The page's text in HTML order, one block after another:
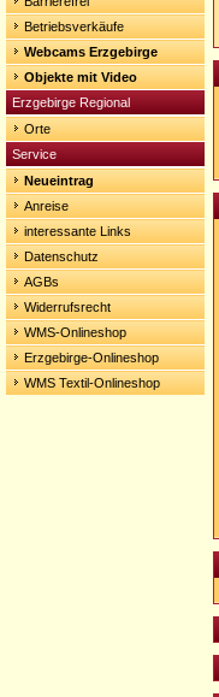
Betriebsverkäufe
Webcams Erzgebirge
Objekte mit Video
Erzgebirge Regional
Orte
Service
Neueintrag
Anreise
interessante Links
Datenschutz
AGBs
Widerrufsrecht
WMS-Onlineshop
Erzgebirge-Onlineshop
WMS Textil-Onlineshop